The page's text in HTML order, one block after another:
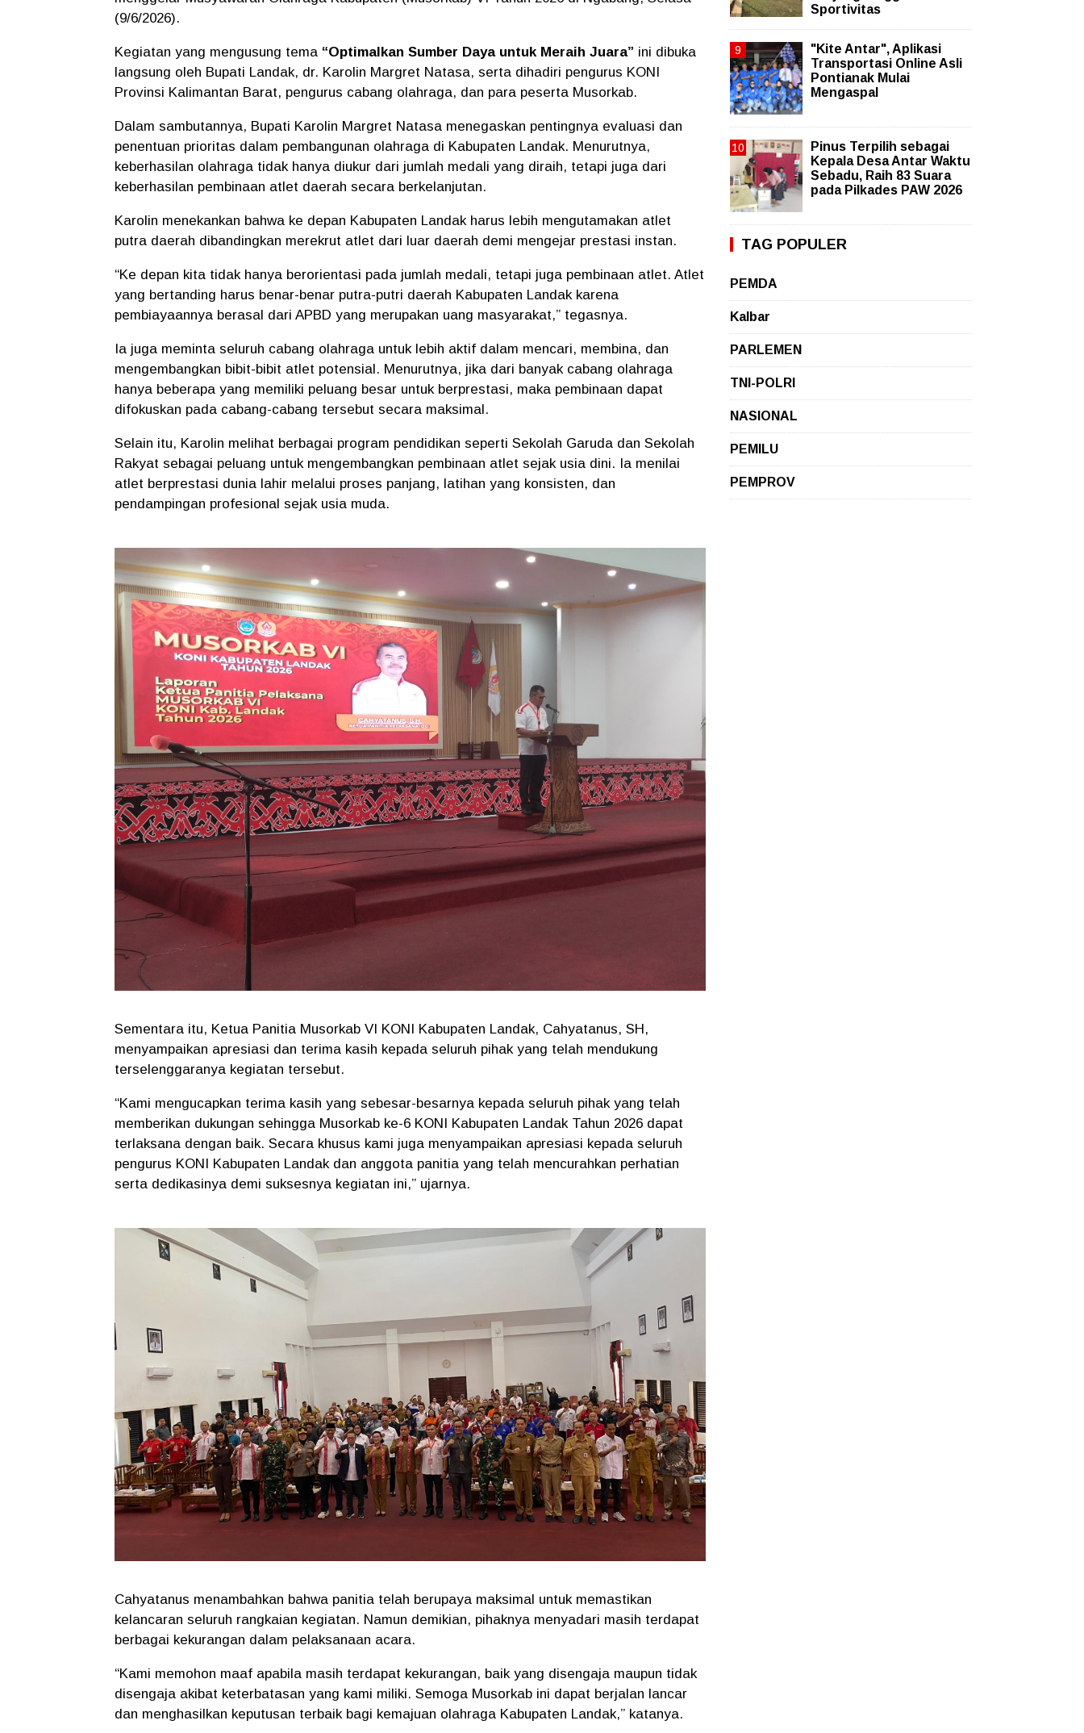
(9/6/2026).
Kegiatan yang mengusung tema “Optimalkan Sumber Daya untuk Meraih Juara” ini dibuka
langsung oleh Bupati Landak, dr. Karolin Margret Natasa, serta dihadiri pengurus KONI
Provinsi Kalimantan Barat, pengurus cabang olahraga, dan para peserta Musorkab.
Dalam sambutannya, Bupati Karolin Margret Natasa menegaskan pentingnya evaluasi dan
penentuan prioritas dalam pembangunan olahraga di Kabupaten Landak. Menurutnya,
keberhasilan olahraga tidak hanya diukur dari jumlah medali yang diraih, tetapi juga dari
keberhasilan pembinaan atlet daerah secara berkelanjutan.
Karolin menekankan bahwa ke depan Kabupaten Landak harus lebih mengutamakan atlet
putra daerah dibandingkan merekrut atlet dari luar daerah demi mengejar prestasi instan.
“Ke depan kita tidak hanya berorientasi pada jumlah medali, tetapi juga pembinaan atlet. Atlet
yang bertanding harus benar-benar putra-putri daerah Kabupaten Landak karena
pembiayaannya berasal dari APBD yang merupakan uang masyarakat,” tegasnya.
Ia juga meminta seluruh cabang olahraga untuk lebih aktif dalam mencari, membina, dan
mengembangkan bibit-bibit atlet potensial. Menurutnya, jika dari banyak cabang olahraga
hanya beberapa yang memiliki peluang besar untuk berprestasi, maka pembinaan dapat
difokuskan pada cabang-cabang tersebut secara maksimal.
Selain itu, Karolin melihat berbagai program pendidikan seperti Sekolah Garuda dan Sekolah
Rakyat sebagai peluang untuk mengembangkan pembinaan atlet sejak usia dini. Ia menilai
atlet berprestasi dunia lahir melalui proses panjang, latihan yang konsisten, dan
pendampingan profesional sejak usia muda.
Sementara itu, Ketua Panitia Musorkab VI KONI Kabupaten Landak, Cahyatanus, SH,
menyampaikan apresiasi dan terima kasih kepada seluruh pihak yang telah mendukung
terselenggaranya kegiatan tersebut.
“Kami mengucapkan terima kasih yang sebesar-besarnya kepada seluruh pihak yang telah
memberikan dukungan sehingga Musorkab ke-6 KONI Kabupaten Landak Tahun 2026 dapat
terlaksana dengan baik. Secara khusus kami juga menyampaikan apresiasi kepada seluruh
pengurus KONI Kabupaten Landak dan anggota panitia yang telah mencurahkan perhatian
serta dedikasinya demi suksesnya kegiatan ini,” ujarnya.
Cahyatanus menambahkan bahwa panitia telah berupaya maksimal untuk memastikan
kelancaran seluruh rangkaian kegiatan. Namun demikian, pihaknya menyadari masih terdapat
berbagai kekurangan dalam pelaksanaan acara.
“Kami memohon maaf apabila masih terdapat kekurangan, baik yang disengaja maupun tidak
disengaja akibat keterbatasan yang kami miliki. Semoga Musorkab ini dapat berjalan lancar
dan menghasilkan keputusan terbaik bagi kemajuan olahraga Kabupaten Landak,” katanya.
Sportivitas
"Kite Antar", Aplikasi
Transportasi Online Asli
Pontianak Mulai
Mengaspal
Pinus Terpilih sebagai
Kepala Desa Antar Waktu
Sebadu, Raih 83 Suara
pada Pilkades PAW 2026
TAG POPULER
PEMDA
Kalbar
PARLEMEN
TNI-POLRI
NASIONAL
PEMILU
PEMPROV